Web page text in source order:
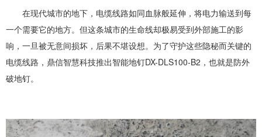
在现代城市的地下，电缆线路如同血脉般延伸，将电力输送到每
一个需要它的地方。但这条城市的生命线却极易受到外部施工的影
响，一旦被无意间损坏，后果不堪设想。为了守护这些隐秘而关键的
电缆线路，鼎信智慧科技推出智能地钉DX-DLS100-B2 ，也就是防外
破地钉。